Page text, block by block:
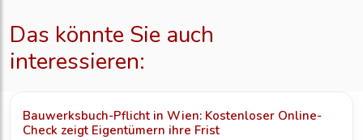
Das könnte Sie auch
interessieren:
Bauwerksbuch-Pflicht in Wien: Kostenloser Online-
Check zeigt Eigentümern ihre Frist